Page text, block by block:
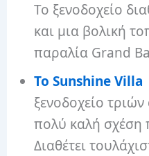
Το ξενοδοχείο
και μια βολική
παραλία Grand
Το Sunshine Villa
ξενοδοχείο
πολύ καλή σχέση
Διαθέτει